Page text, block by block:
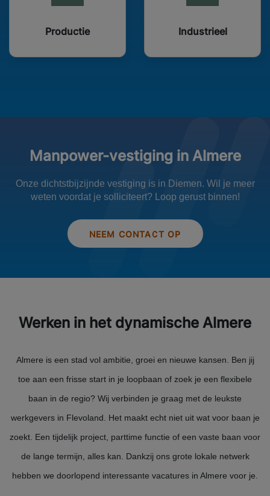
Productie Industrieel
Manpower-vestiging in Almere
Onze dichtstbijzijnde vestiging is in Diemen. Wil je meer
weten voordat je solliciteert? Loop gerust binnen!
NEEM CONTACT OP
Werken in het dynamische Almere
Almere is een stad vol ambitie, groei en nieuwe kansen. Ben jij
toe aan een frisse start in je loopbaan of zoek je een flexibele
baan in de regio? Wij verbinden je graag met de leukste
werkgevers in Flevoland. Het maakt echt niet uit wat voor baan je
zoekt. Een tijdelijk project, parttime functie of een vaste baan voor
de lange termijn, alles kan. Dankzij ons grote lokale netwerk
hebben we doorlopend interessante vacatures in Almere voor je.